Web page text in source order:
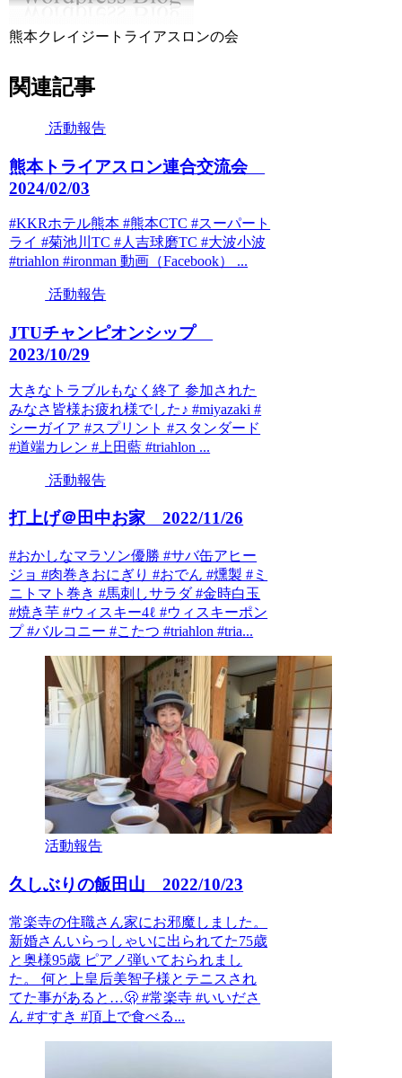
熊本クレイジートライアスロンの会
関連記事
活動報告
熊本トライアスロン連合交流会
2024/02/03
#KKRホテル熊本 #熊本CTC #スーパート
ライ #菊池川TC #人吉球磨TC #大波小波
#triahlon #ironman 動画（Facebook） ...
活動報告
JTUチャンピオンシップ
2023/10/29
大きなトラブルもなく終了 参加された
みなさ皆様お疲れ様でした♪ #miyazaki #
シーガイア #スプリント #スタンダード
#道端カレン #上田藍 #triahlon ...
活動報告
打上げ＠田中お家 2022/11/26
#おかしなマラソン優勝 #サバ缶アヒー
ジョ #肉巻きおにぎり #おでん #燻製 #ミ
ニトマト巻き #馬刺しサラダ #金時白玉
#焼き芋 #ウィスキー4ℓ #ウィスキーポン
プ #バルコニー #こたつ #triahlon #tria...
活動報告
久しぶりの飯田山 2022/10/23
常楽寺の住職さん家にお邪魔しました。
新婚さんいらっしゃいに出られてた75歳
と奥様95歳 ピアノ弾いておられまし
た。 何と上皇后美智子様とテニスされ
てた事があると…🫢 #常楽寺 #いいださ
ん #すすき #頂上で食べる...